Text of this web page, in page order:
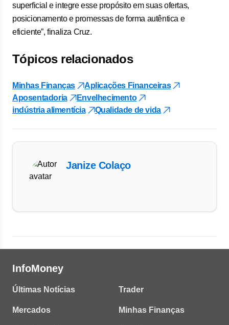
superficial e integre esse propósito em suas ofertas,
posicionamento e promessas de forma autêntica e
eficiente”, finaliza Cruz.
Tópicos relacionados
Minhas Finanças
Aplicações Financeiras
Aposentadoria
Envelhecimento
indústria alimentícia
Qualidade de vida
Janize Colaço
InfoMoney
Últimas Notícias
Mercados
Trader
Minhas Finanças